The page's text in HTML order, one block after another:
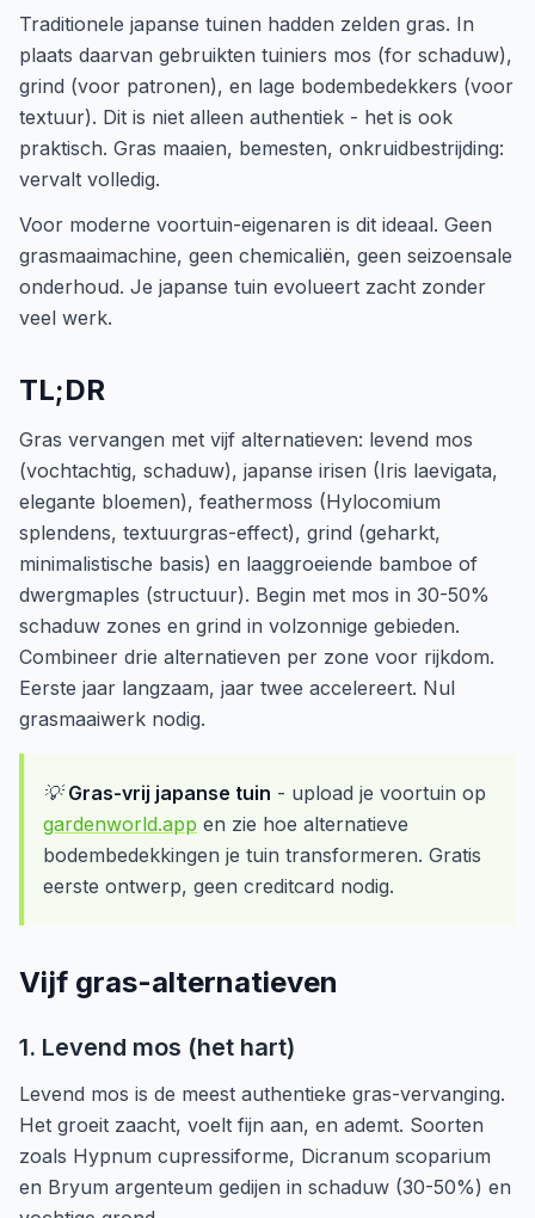
Traditionele japanse tuinen hadden zelden gras. In
plaats daarvan gebruikten tuiniers mos (for schaduw),
grind (voor patronen), en lage bodembedekkers (voor
textuur). Dit is niet alleen authentiek - het is ook
praktisch. Gras maaien, bemesten, onkruidbestrijding:
vervalt volledig.
Voor moderne voortuin-eigenaren is dit ideaal. Geen
grasmaaimachine, geen chemicaliën, geen seizoensale
onderhoud. Je japanse tuin evolueert zacht zonder
veel werk.
TL;DR
Gras vervangen met vijf alternatieven: levend mos
(vochtachtig, schaduw), japanse irisen (Iris laevigata,
elegante bloemen), feathermoss (Hylocomium
splendens, textuurgras-effect), grind (geharkt,
minimalistische basis) en laaggroeiende bamboe of
dwergmaples (structuur). Begin met mos in 30-50%
schaduw zones en grind in volzonnige gebieden.
Combineer drie alternatieven per zone voor rijkdom.
Eerste jaar langzaam, jaar twee accelereert. Nul
grasmaaiwerk nodig.
💡Gras-vrij japanse tuin - upload je voortuin op
gardenworld.app en zie hoe alternatieve
bodembedekkingen je tuin transformeren. Gratis
eerste ontwerp, geen creditcard nodig.
Vijf gras-alternatieven
1. Levend mos (het hart)
Levend mos is de meest authentieke gras-vervanging.
Het groeit zaacht, voelt fijn aan, en ademt. Soorten
zoals Hypnum cupressiforme, Dicranum scoparium
en Bryum argenteum gedijen in schaduw (30-50%) en